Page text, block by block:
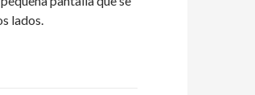
lados.